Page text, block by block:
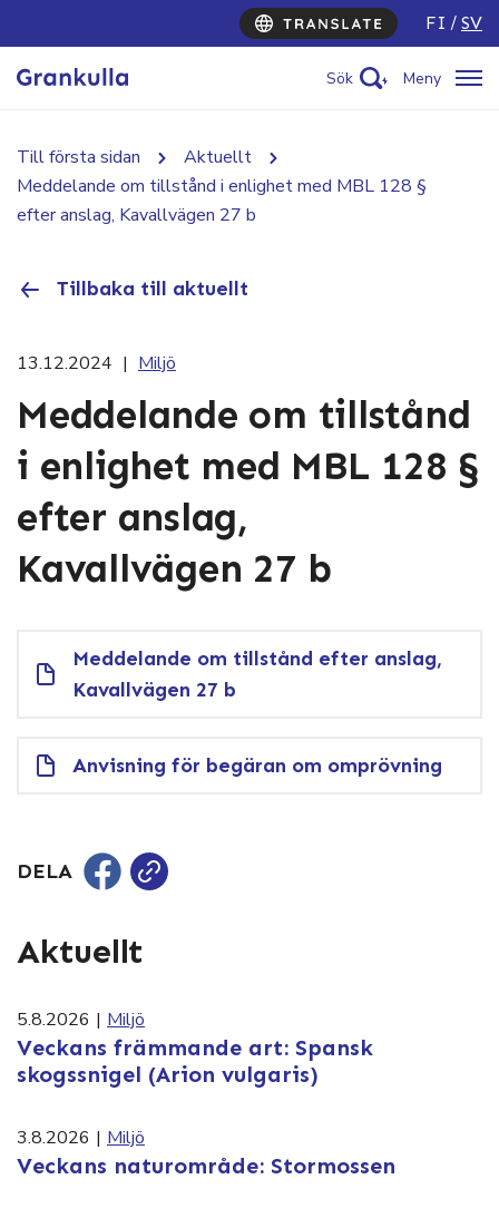
FI SV
Sök Meny
Till första sidan
Aktuellt
Meddelande om tillstånd i enlighet med MBL 128 §
efter anslag, Kavallvägen 27 b
Tillbaka till aktuellt
13.12.2024 | Miljö
Meddelande om tillstånd
i enlighet med MBL 128 §
efter anslag,
Kavallvägen 27 b
Meddelande om tillstånd efter anslag,
Kavallvägen 27 b
Anvisning för begäran om omprövning
DELA
Aktuellt
5.8.2026 | Miljö
Veckans främmande art: Spansk
skogssnigel (Arion vulgaris)
3.8.2026 | Miljö
Veckans naturområde: Stormossen